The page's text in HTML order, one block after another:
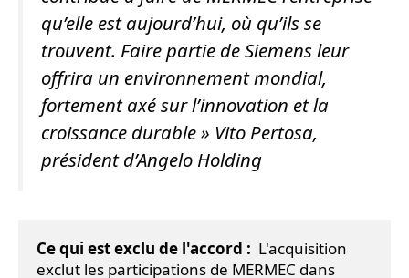
qu’elle est aujourd’hui, où qu’ils se
trouvent. Faire partie de Siemens leur
offrira un environnement mondial,
fortement axé sur l’innovation et la
croissance durable» Vito Pertosa,
président d’Angelo Holding
Ce qui est exclu de l'accord :
  L'acquisition